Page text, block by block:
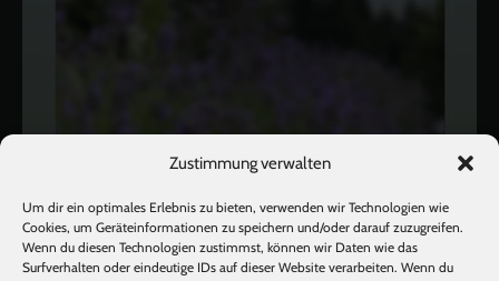
Zustimmung verwalten
Um dir ein optimales Erlebnis zu bieten, verwenden wir Technologien wie
Cookies, um Geräteinformationen zu speichern und/oder darauf zuzugreifen.
Wenn du diesen Technologien zustimmst, können wir Daten wie das
Surfverhalten oder eindeutige IDs auf dieser Website verarbeiten. Wenn du